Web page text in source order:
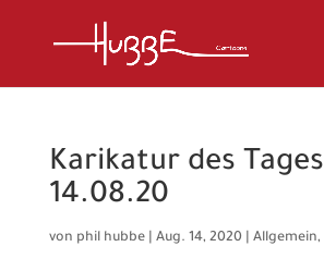
Karikatur des Tages
14.08.20
von phil hubbe| Aug. 14, 2020| Allgemein,